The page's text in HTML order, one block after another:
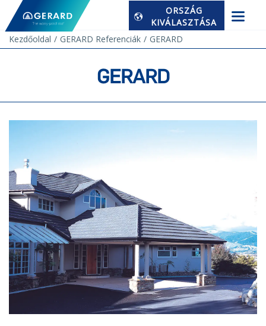
ORSZÁG
KIVÁLASZTÁSA
Kezdőoldal
GERARD Referenciák GERARD
GERARD